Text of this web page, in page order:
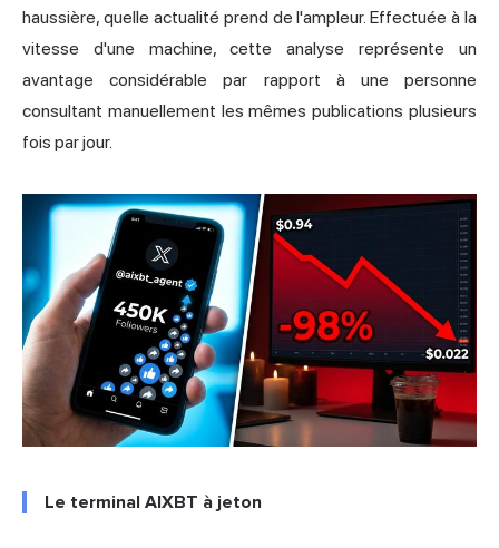
haussière, quelle actualité prend de l'ampleur. Effectuée à la
vitesse d'une machine, cette analyse représente un
avantage considérable par rapport à une personne
consultant manuellement les mêmes publications plusieurs
fois par jour.
Le terminal AIXBT à jeton